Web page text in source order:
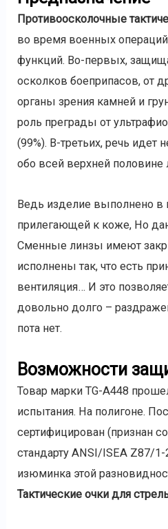
Противоосколочные
во время военных
функций. Во-первых,
осколков боеприпасов, от
органы зрения камней и
роль преграды от
(99%). В-третьих, речь идет
обо всей верхней половине
Ведь изделие выполнено в
прилегающей к коже, Но
Сменные линзы имеют
исполнены так, что есть
вентиляция… И это
довольно долго –
пота нет.
Возможности
Товар марки TG-A448
испытания. На полигоне.
сертифицирован (признан
стандарту ANSI/ISEA Z87/
изюминка этой
Тактические очки для